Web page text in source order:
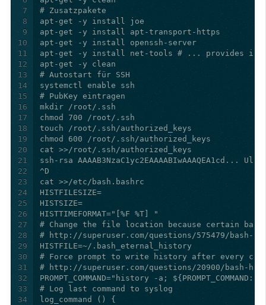
7
8
9
10
11
12
13
14
15
16
17
18
19
20
21
22
23
24
25
26
27
28
29
30
31
32
33
34